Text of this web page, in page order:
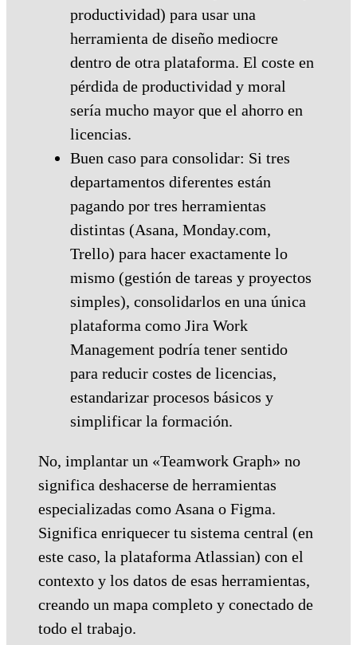
productividad) para usar una
herramienta de diseño mediocre
dentro de otra plataforma. El coste en
pérdida de productividad y moral
sería mucho mayor que el ahorro en
licencias.
Buen caso para consolidar: Si tres
departamentos diferentes están
pagando por tres herramientas
distintas (Asana, Monday.com,
Trello) para hacer exactamente lo
mismo (gestión de tareas y proyectos
simples), consolidarlos en una única
plataforma como Jira Work
Management podría tener sentido
para reducir costes de licencias,
estandarizar procesos básicos y
simplificar la formación.
No, implantar un «Teamwork Graph» no
significa deshacerse de herramientas
especializadas como Asana o Figma.
Significa enriquecer tu sistema central (en
este caso, la plataforma Atlassian) con el
contexto y los datos de esas herramientas,
creando un mapa completo y conectado de
todo el trabajo.